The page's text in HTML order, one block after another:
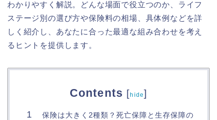
わかりやすく解説。どんな場面で役立つのか、ライフ
ステージ別の選び方や保険料の相場、具体例などを詳
しく紹介し、あなたに合った最適な組み合わせを考え
るヒントを提供します。
Contents [hide]
保険は大きく2種類？死亡保障と生存保障の